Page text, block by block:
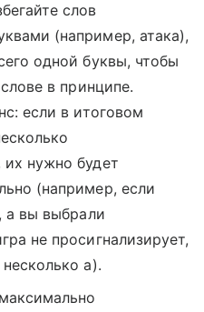
слов
(например, атака),
одной буквы, чтобы
в принципе.
если в итоговом
нужно будет
(например, если
а вы выбрали
не просигнализирует,
а).